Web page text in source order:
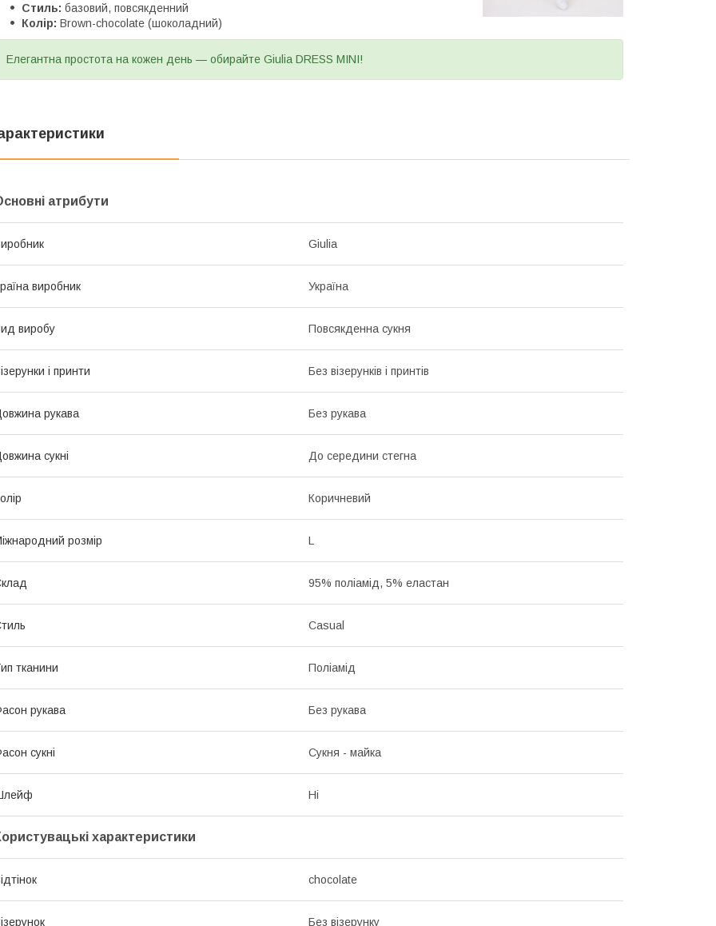
Стиль: базовий, повсякденний
Колір: Brown-chocolate (шоколадний)
Елегантна простота на кожен день — обирайте Giulia DRESS MINI!
атрибути
Giulia
виробник Україна
виробу Повсякденна сукня
і принти Без візерунків і принтів
рукава Без рукава
сукні До середини стегна
Коричневий
розмір L
95% поліамід, 5% еластан
Casual
тканини Поліамід
рукава Без рукава
сукні Сукня - майка
Ні
характеристики
chocolate
Без візерунку